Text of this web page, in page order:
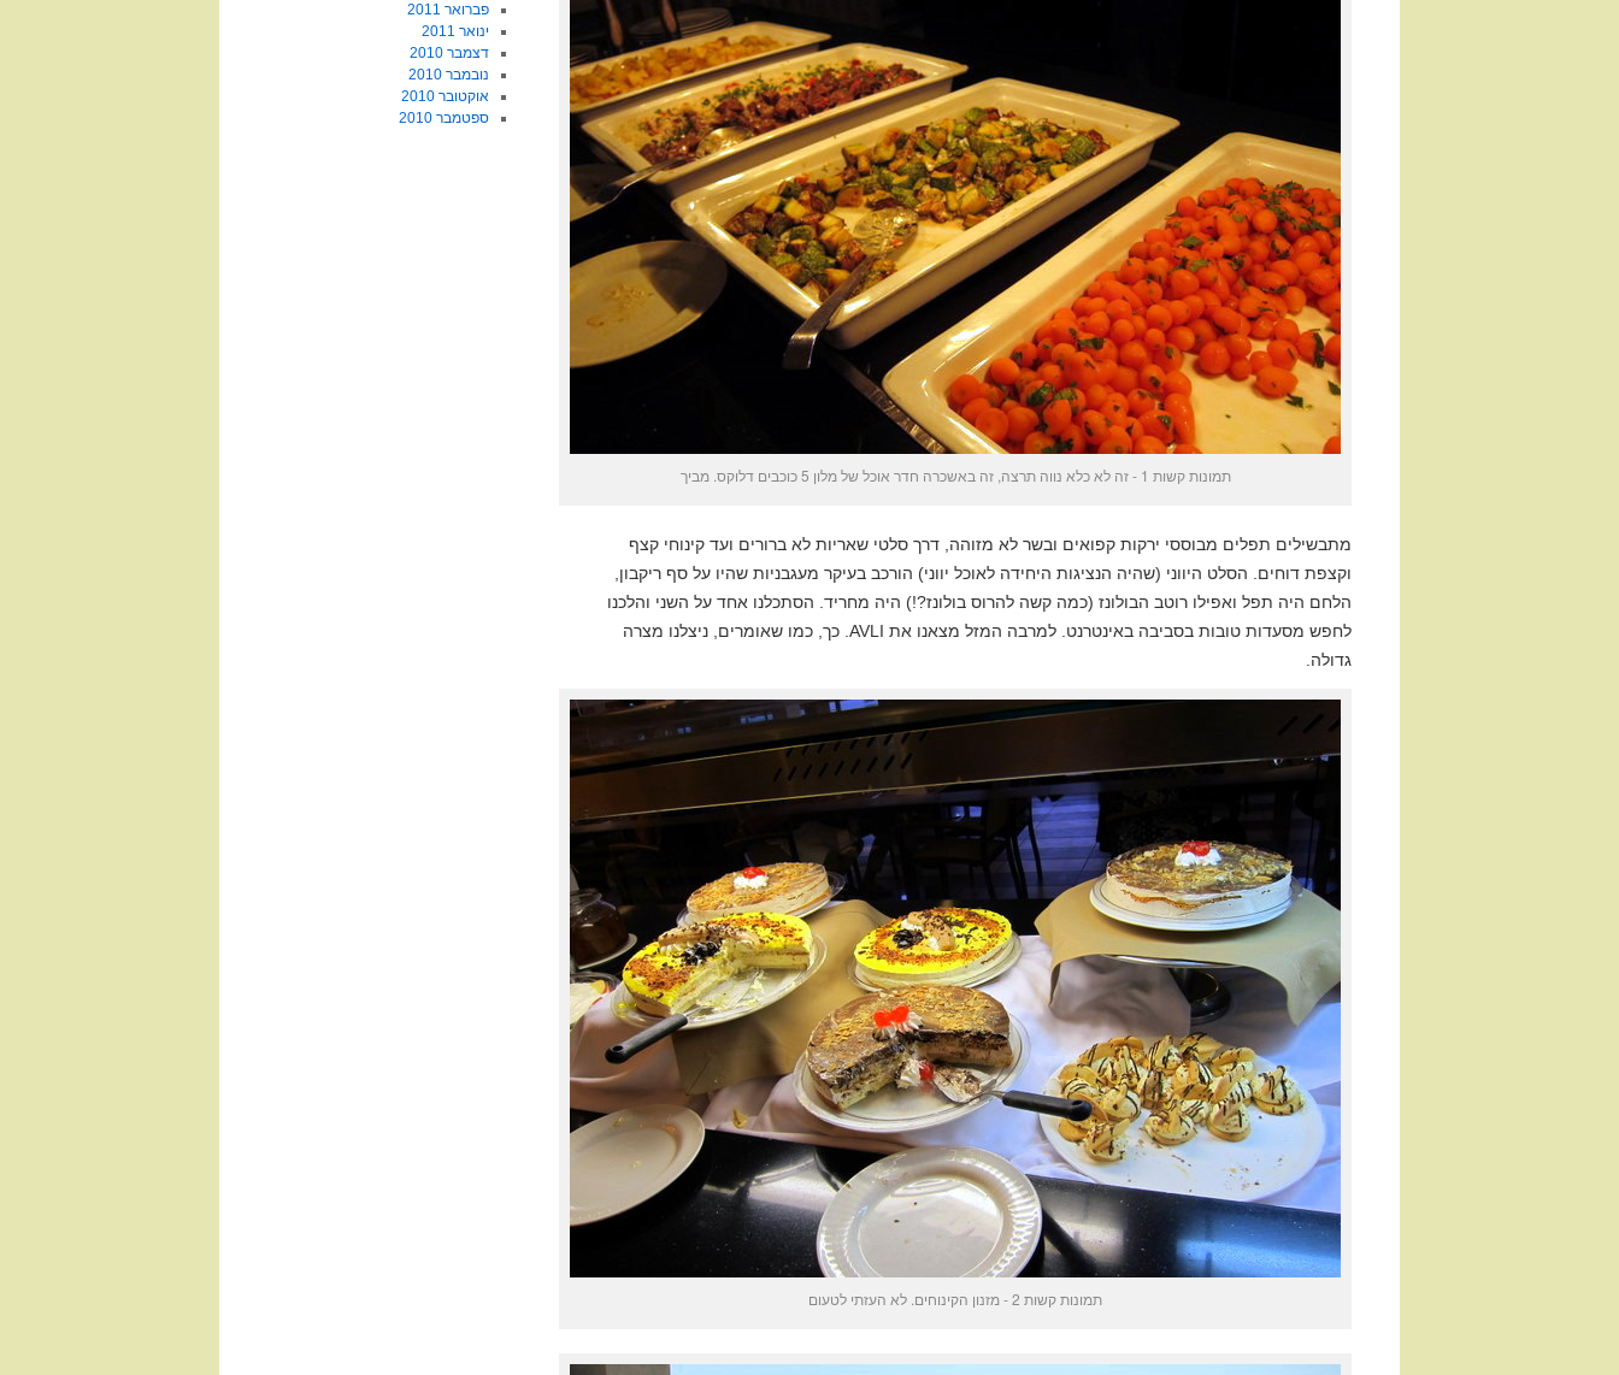
תמונות קשות 1 - זה לא כלא נווה תרצה, זה באשכרה חדר אוכל של מלון 5 כוכבים דלוקס. מביך
מתבשילים תפלים מבוססי ירקות קפואים ובשר לא מזוהה, דרך סלטי שאריות לא ברורים ועד קינוחי קצף
וקצפת דוחים. הסלט היווני (שהיה הנציגות היחידה לאוכל יווני) הורכב בעיקר מעגבניות שהיו על סף ריקבון,
הלחם היה תפל ואפילו רוטב הבולונז (כמה קשה להרוס בולונז?!) היה מחריד. הסתכלנו אחד על השני והלכנו
לחפש מסעדות טובות בסביבה באינטרנט. למרבה המזל מצאנו את AVLI. כך, כמו שאומרים, ניצלנו מצרה
גדולה.
תמונות קשות 2 - מזנון הקינוחים. לא העזתי לטעום
פברואר 2011
ינואר 2011
דצמבר 2010
נובמבר 2010
אוקטובר 2010
ספטמבר 2010